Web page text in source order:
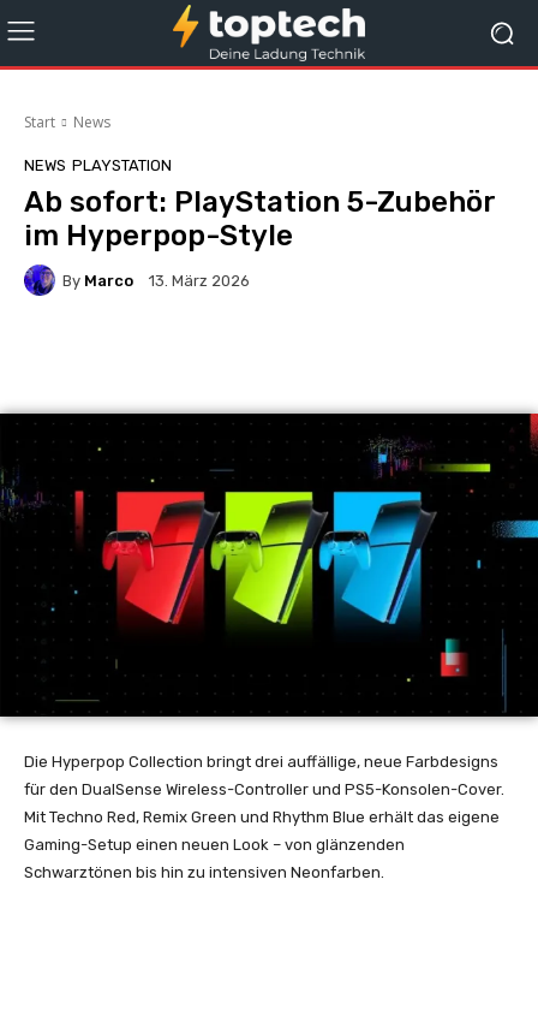
Start News
NEWS PLAYSTATION
Ab sofort: PlayStation 5-Zubehör
im Hyperpop-Style
By Marco 13. März 2026
Die Hyperpop Collection bringt drei auffällige, neue Farbdesigns
für den DualSense Wireless-Controller und PS5-Konsolen-Cover.
Mit Techno Red, Remix Green und Rhythm Blue erhält das eigene
Gaming-Setup einen neuen Look – von glänzenden
Schwarztönen bis hin zu intensiven Neonfarben.